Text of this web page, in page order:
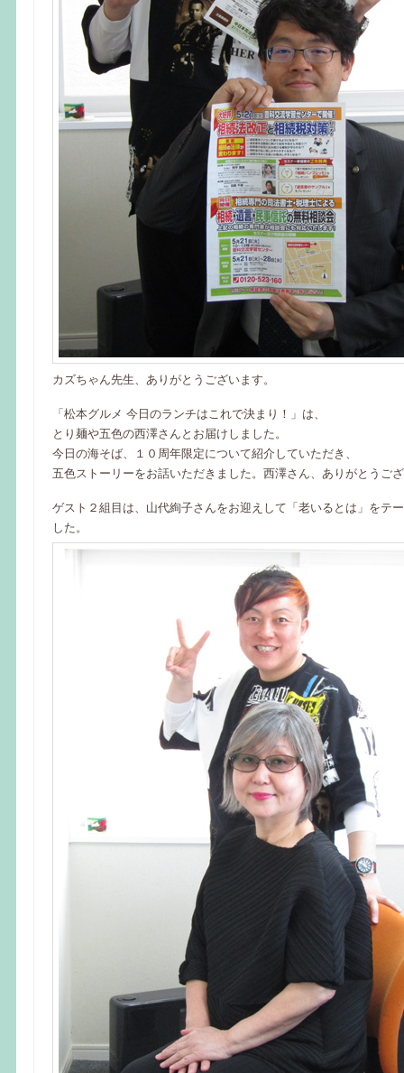
カズちゃん先生、ありがとうございます。
「松本グルメ 今日のランチはこれで決まり！」は、
とり麺や五色の西澤さんとお届けしました。
今日の海そば、１０周年限定について紹介していただき、
五色ストーリーをお話いただきました。西澤さん、ありがとうご
ゲスト２組目は、山代絢子さんをお迎えして「老いるとは」をテ
した。